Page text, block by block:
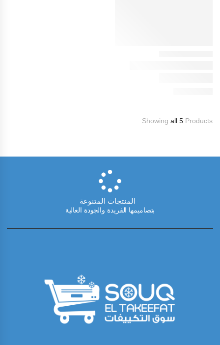
Showing all 5 Products
المنتجات المتنوعة
بتصاميمها الفريدة والجودة العالية